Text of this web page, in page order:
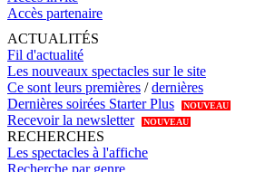
Accès partenaire
ACTUALITÉS
Fil d'actualité
Les nouveaux spectacles sur le site
Ce sont leurs premières /dernières
Dernières soirées Starter Plus
NOUVEAU
Recevoir la newsletter NOUVEAU
RECHERCHES
Les spectacles à l'affiche